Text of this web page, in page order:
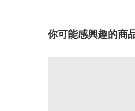
你可能感興趣的商